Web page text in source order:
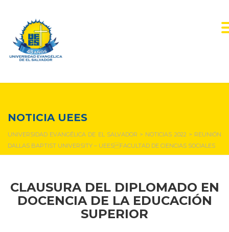
NOTICIA UEES
UNIVERSIDAD EVANGÉLICA DE EL SALVADOR > NOTICIAS 2022> REUNIÓN
DALLAS BAPTIST UNIVERSITY – UEES FACULTAD DE CIENCIAS SOCIALES
CLAUSURA DEL DIPLOMADO EN
DOCENCIA DE LA EDUCACIÓN
SUPERIOR